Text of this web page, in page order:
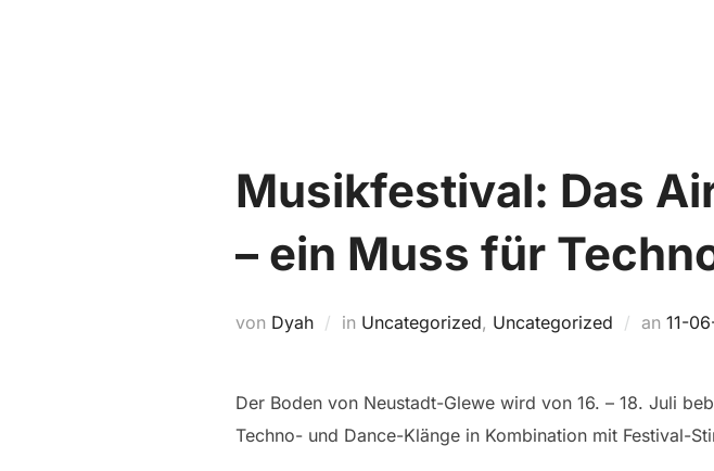
Musikfestival: Das
– ein Muss für
von Dyah in Uncategorized, Uncategorized an 11-
Der Boden von Neustadt-Glewe wird von 16. – 18. Juli
Techno- und Dance-Klänge in Kombination mit Festival-